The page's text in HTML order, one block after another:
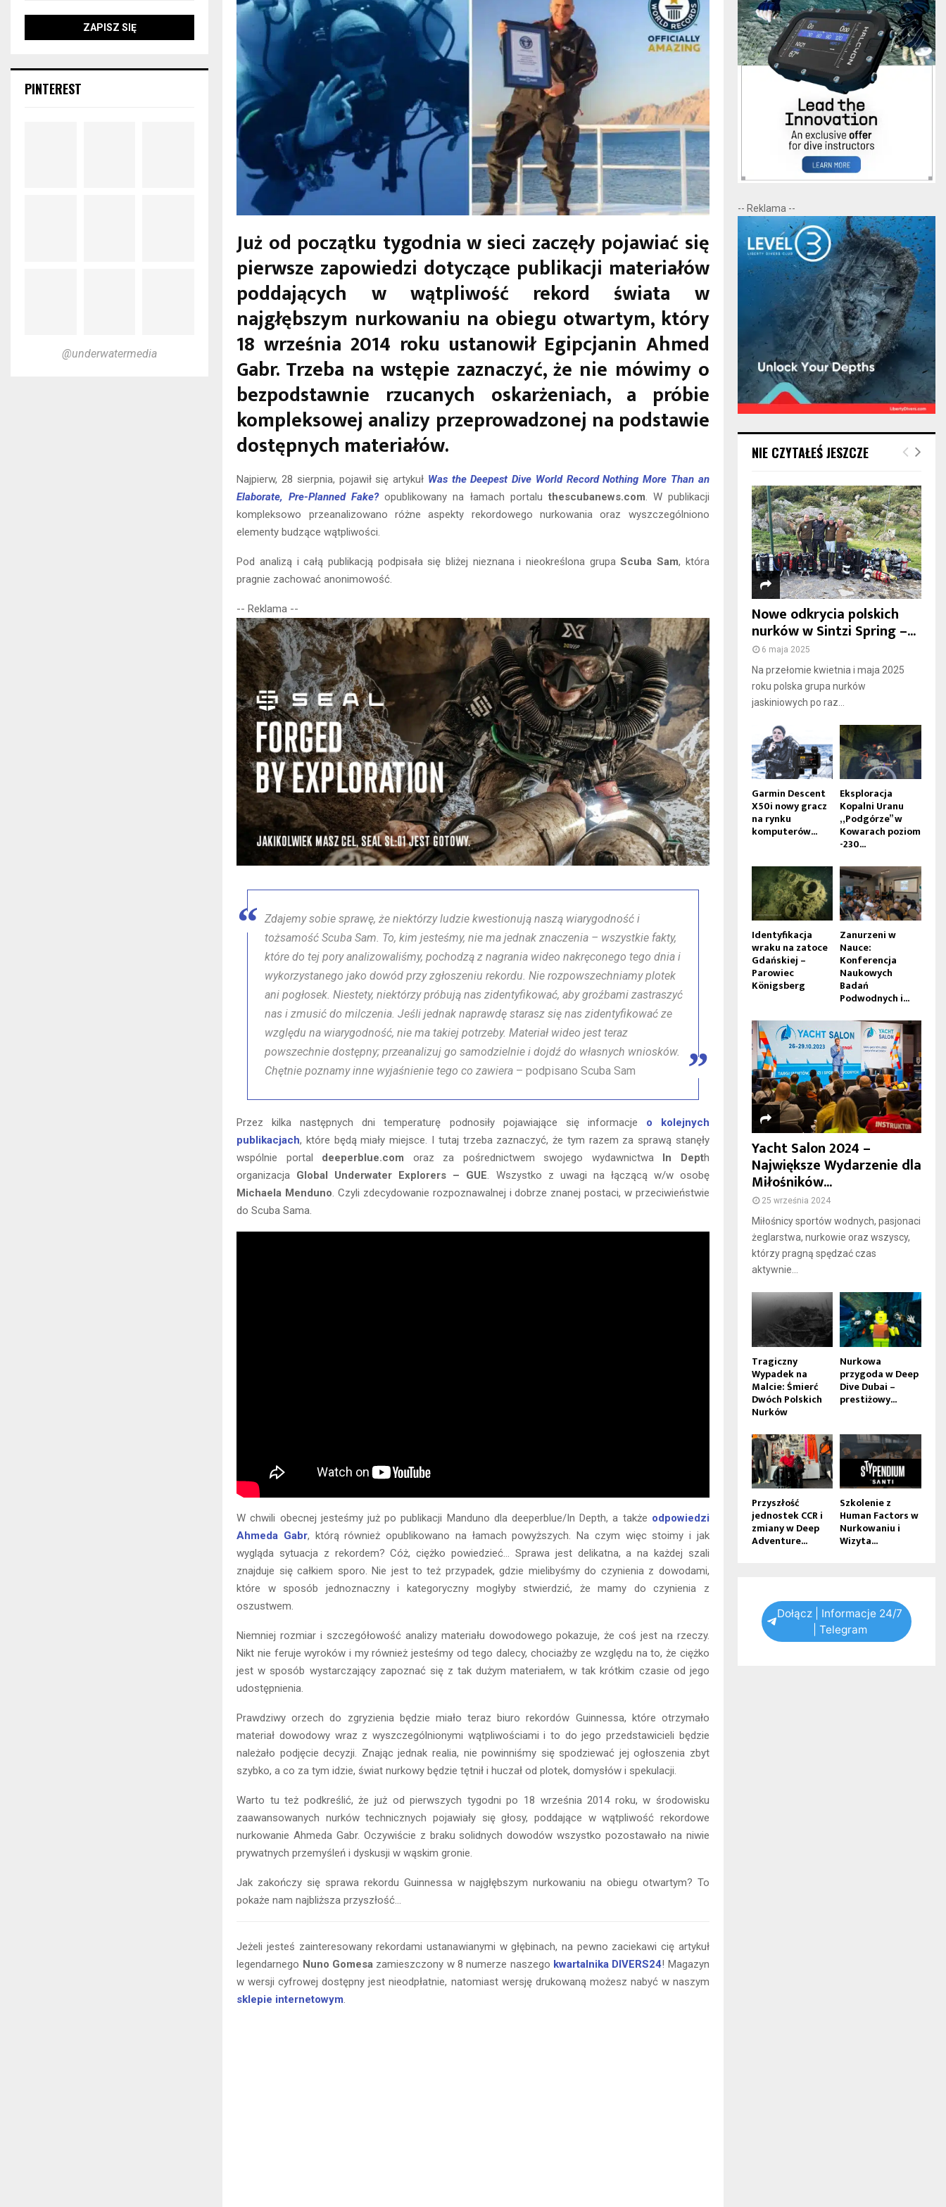
Już od początku tygodnia w sieci zaczęły pojawiać się
pierwsze zapowiedzi dotyczące publikacji materiałów
poddających w wątpliwość rekord świata w
najgłębszym nurkowaniu na obiegu otwartym, który
18 września 2014 roku ustanowił Egipcjanin Ahmed
Gabr. Trzeba na wstępie zaznaczyć, że nie mówimy o
bezpodstawnie rzucanych oskarżeniach, a próbie
kompleksowej analizy przeprowadzonej na podstawie
dostępnych materiałów.
Najpierw, 28 sierpnia, pojawił się artykuł Was the Deepest Dive World Record Nothing More Than an
Elaborate, Pre-Planned Fake?opublikowany na łamach portalu thescubanews.com. W publikacji
kompleksowo przeanalizowano różne aspekty rekordowego nurkowania oraz wyszczególniono
elementy budzące wątpliwości.
Pod analizą i całą publikacją podpisała się bliżej nieznana i nieokreślona grupaScuba Sam, która
pragnie zachować anonimowość.
-- Reklama --
Zdajemy sobie sprawę, że niektórzy ludzie kwestionują naszą wiarygodność i
tożsamość Scuba Sam. To, kim jesteśmy, nie ma jednak znaczenia – wszystkie fakty,
które do tej pory analizowaliśmy, pochodzą z nagrania wideo nakręconego tego dnia i
wykorzystanego jako dowód przy zgłoszeniu rekordu. Nie rozpowszechniamy plotek
ani pogłosek. Niestety, niektórzy próbują nas zidentyfikować, aby groźbami zastraszyć
nas i zmusić do milczenia. Jeśli jednak naprawdę starasz się nas zidentyfikować ze
względu na wiarygodność, nie ma takiej potrzeby. Materiał wideo jest teraz
powszechnie dostępny; przeanalizuj go samodzielnie i dojdź do własnych wniosków.
Chętnie poznamy inne wyjaśnienie tego co zawiera – podpisano Scuba Sam
Przez kilka następnych dni temperaturę podnosiły pojawiające się informacje o kolejnych
publikacjach, które będą miały miejsce. I tutaj trzeba zaznaczyć, że tym razem za sprawą stanęły
wspólnie portal deeperblue.com oraz za pośrednictwem swojego wydawnictwa In Depth
organizacja Global Underwater Explorers – GUE. Wszystko z uwagi na łączącą w/w osobę
Michaela Menduno. Czyli zdecydowanie rozpoznawalnej i dobrze znanej postaci, w przeciwieństwie
do Scuba Sama.
W chwili obecnej jesteśmy już po publikacji Manduno dla deeperblue/In Depth, a także odpowiedzi
Ahmeda Gabr, którą również opublikowano na łamach powyższych. Na czym więc stoimy i jak
wygląda sytuacja z rekordem? Cóż, ciężko powiedzieć… Sprawa jest delikatna, a na każdej szali
znajduje się całkiem sporo. Nie jest to też przypadek, gdzie mielibyśmy do czynienia z dowodami,
które w sposób jednoznaczny i kategoryczny mogłyby stwierdzić, że mamy do czynienia z
oszustwem.
Niemniej rozmiar i szczegółowość analizy materiału dowodowego pokazuje, że coś jest na rzeczy.
Nikt nie feruje wyroków i my również jesteśmy od tego dalecy, chociażby ze względu na to, że ciężko
jest w sposób wystarczający zapoznać się z tak dużym materiałem, w tak krótkim czasie od jego
udostępnienia.
Prawdziwy orzech do zgryzienia będzie miało teraz biuro rekordów Guinnessa, które otrzymało
materiał dowodowy wraz z wyszczególnionymi wątpliwościami i to do jego przedstawicieli będzie
należało podjęcie decyzji. Znając jednak realia, nie powinniśmy się spodziewać jej ogłoszenia zbyt
szybko, a co za tym idzie, świat nurkowy będzie tętnił i huczał od plotek, domysłów i spekulacji.
Warto tu też podkreślić, że już od pierwszych tygodni po 18 września 2014 roku, w środowisku
zaawansowanych nurków technicznych pojawiały się głosy, poddające w wątpliwość rekordowe
nurkowanie Ahmeda Gabr. Oczywiście z braku solidnych dowodów wszystko pozostawało na niwie
prywatnych przemyśleń i dyskusji w wąskim gronie.
Jak zakończy się sprawa rekordu Guinnessa w najgłębszym nurkowaniu na obiegu otwartym? To
pokaże nam najbliższa przyszłość…
Jeżeli jesteś zainteresowany rekordami ustanawianymi w głębinach, na pewno zaciekawi cię artykuł
legendarnego Nuno Gomesa zamieszczony w 8 numerze naszego kwartalnika DIVERS24! Magazyn
w wersji cyfrowej dostępny jest nieodpłatnie, natomiast wersję drukowaną możesz nabyć w naszym
sklepie internetowym.
PINTEREST
@underwatermedia
-- Reklama --
NIE CZYTAŁEŚ JESZCZE
Nowe odkrycia polskich
nurków w Sintzi Spring –...
6 maja 2025
Na przełomie kwietnia i maja 2025
roku polska grupa nurków
jaskiniowych po raz...
Garmin Descent
X50i nowy gracz
na rynku
komputerów...
Eksploracja
Kopalni Uranu
„Podgórze” w
Kowarach poziom
-230...
Identyfikacja
wraku na zatoce
Gdańskiej –
Parowiec
Königsberg
Zanurzeni w
Nauce:
Konferencja
Naukowych
Badań
Podwodnych i...
Yacht Salon 2024 –
Największe Wydarzenie dla
Miłośników...
25 września 2024
Miłośnicy sportów wodnych, pasjonaci
żeglarstwa, nurkowie oraz wszyscy,
którzy pragną spędzać czas
aktywnie...
Tragiczny
Wypadek na
Malcie: Śmierć
Dwóch Polskich
Nurków
Nurkowa
przygoda w Deep
Dive Dubai –
prestiżowy...
Przyszłość
jednostek CCR i
zmiany w Deep
Adventure...
Szkolenie z
Human Factors w
Nurkowaniu i
Wizyta...
Dołącz | Informacje 24/7
| Telegram